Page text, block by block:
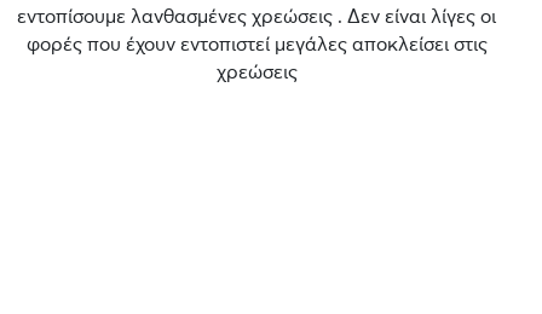
εντοπίσουμε λανθασμένες χρεώσεις . Δεν είναι λίγες οι
φορές που έχουν εντοπιστεί μεγάλες αποκλείσει στις
χρεώσεις